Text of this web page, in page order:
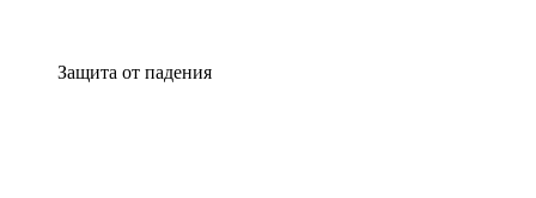
Защита от падения